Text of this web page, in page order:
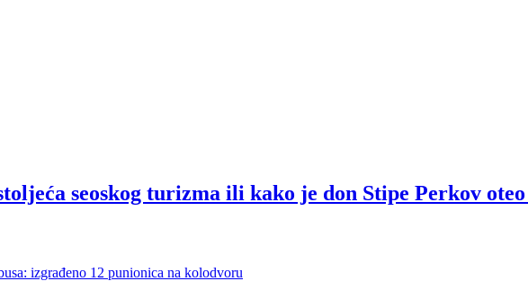
seoskog turizma ili kako je don Stipe Perkov